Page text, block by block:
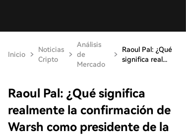
Inicio
Noticias
Cripto
Análisis
de
Mercado
Raoul Pal: ¿Qué
significa real...
Raoul Pal: ¿Qué significa
realmente la confirmación de
Warsh como presidente de la